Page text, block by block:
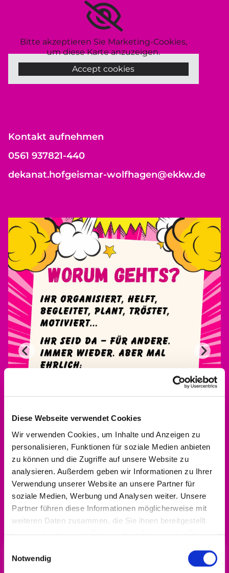
Diese Webseite verwendet Cookies
Wir verwenden Cookies, um Inhalte und Anzeigen zu
personalisieren, Funktionen für soziale Medien anbieten
zu können und die Zugriffe auf unsere Website zu
analysieren. Außerdem geben wir Informationen zu Ihrer
Verwendung unserer Website an unsere Partner für
soziale Medien, Werbung und Analysen weiter. Unsere
Partner führen diese Informationen möglicherweise mit
weiteren Daten zusammen, die Sie ihnen bereitgestellt
Notwendig
Bitte akzeptieren Sie Marketing-Cookies,
um diese Karte anzuzeigen.
Accept cookies
Kontakt aufnehmen
0561 937821-440
dekanat.hofgeismar-wolfhagen@ekkw.de
Alle Infos zum Engagement-Förderpreis gibt
eshier!